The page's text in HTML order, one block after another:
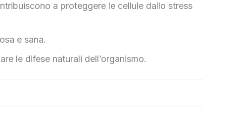
a proteggere le cellule dallo stress
e sana.
le difese naturali dell’organismo.